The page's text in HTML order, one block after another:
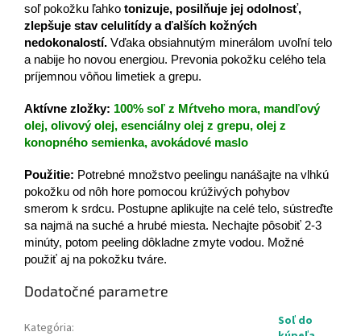
soľ pokožku ľahko tonizuje, posilňuje jej odolnosť,
zlepšuje stav celulitídy a ďalších kožných
nedokonalostí. Vďaka obsiahnutým minerálom uvoľní telo
a nabije ho novou energiou. Prevonia pokožku celého tela
príjemnou vôňou limetiek a grepu.
Aktívne zložky: 100% soľ z Mŕtveho mora, mandľový
olej, olivový olej, esenciálny olej z grepu, olej z
konopného semienka, avokádové maslo
Použitie: Potrebné množstvo peelingu nanášajte na vlhkú
pokožku od nôh hore pomocou krúživých pohybov
smerom k srdcu. Postupne aplikujte na celé telo, sústreďte
sa najmä na suché a hrubé miesta. Nechajte pôsobiť 2-3
minúty, potom peeling dôkladne zmyte vodou. Možné
použiť aj na pokožku tváre.
Dodatočné parametre
Kategória:
Soľ do